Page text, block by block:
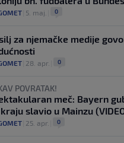
5. maj. 0
za njemačke medije
28. apr. 0
POVRATAK!
meč: Bayern
slavio u Mainzu
25. apr. 0